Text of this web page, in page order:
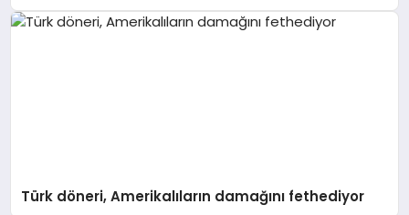
Türk döneri, Amerikalıların damağını fethediyor